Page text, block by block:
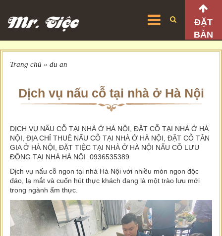
ĐẶT
BÀN
Trang chủ » du an
Dịch vụ nấu cỗ tại nhà ở Hà Nội
DỊCH VỤ NẤU CỖ TẠI NHÀ Ở HÀ NỘI, ĐẶT CỖ TẠI NHÀ Ở HÀ
NỘI, ĐỊA CHỈ THUÊ NẤU CỖ TẠI NHÀ Ở HÀ NỘI, ĐẶT CỖ TÂN
GIA Ở HÀ NỘI, ĐẶT TIỆC TẠI NHÀ Ở HÀ NỘI NẤU CỖ LƯU
ĐỘNG TẠI NHÀ HÀ NỘI 0936535389
Dịch vụ nấu cỗ ngon tại nhà Hà Nội với nhiều món ngon độc
đáo, lạ mắt và cuốn hút thực khách đang là một trào lưu mới
trong ngành ẩm thực.